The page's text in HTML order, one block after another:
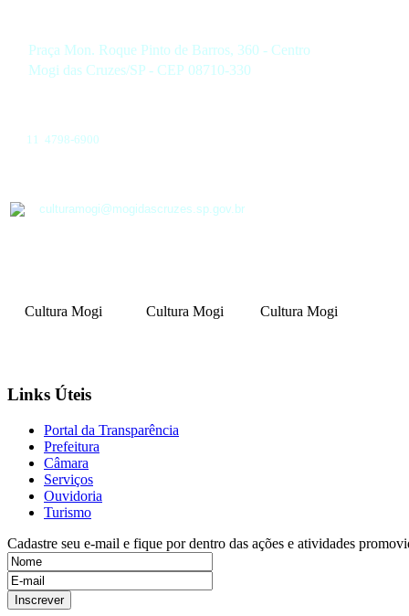
Praça Mon. Roque Pinto de Barros, 360 - Centro
Mogi das Cruzes/SP - CEP 08710-330
11 4798-6900
culturamogi@mogidascruzes.sp.gov.br
Cultura Mogi Cultura Mogi Cultura Mogi
Links Úteis
Portal da Transparência
Prefeitura
Câmara
Serviços
Ouvidoria
Turismo
Cadastre seu e-mail e fique por dentro das ações e atividades